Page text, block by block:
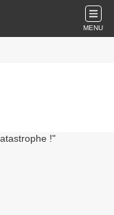
MENU